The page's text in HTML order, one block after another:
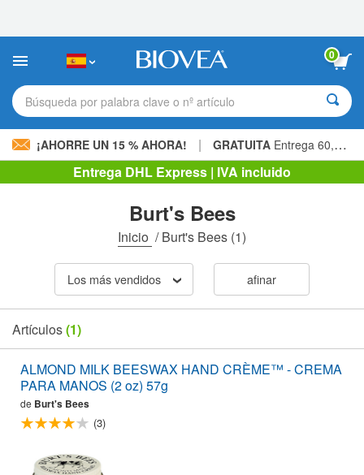
sitio
incluye
sistema
de
0
Búsqueda por palabra clave o nº artículo
¡AHORRE UN 15 % AHORA! | GRATUITA Entrega 60,00 € »
Entrega DHL Express | IVA incluido
Burt's Bees
Inicio /Burt's Bees (1)
Los más vendidos afinar
Artículos(1)
ALMOND MILK BEESWAX HAND CRÈME™ - CREMA
PARA MANOS (2 oz) 57g
de Burt's Bees
(3)